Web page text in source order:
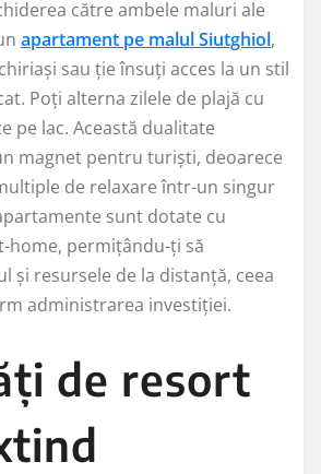
către ambele maluri ale
apartament pe malul Siutghiol,
sau ție însuți acces la un stil
Poți alterna zilele de plajă cu
pe lac. Această dualitate
magnet pentru turiști, deoarece
de relaxare într-un singur
sunt dotate cu
home, permițându-ți să
și resursele de la distanță, ceea
administrarea investiției.
de resort